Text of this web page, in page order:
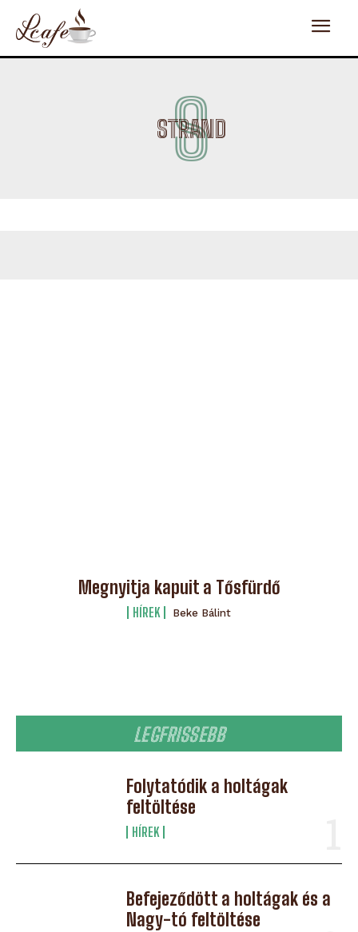
STRAND
S
Megnyitja kapuit a Tősfürdő
HÍREK Beke Bálint
LEGFRISSEBB
Folytatódik a holtágak
feltöltése
HÍREK
Befejeződött a holtágak és a
Nagy-tó feltöltése